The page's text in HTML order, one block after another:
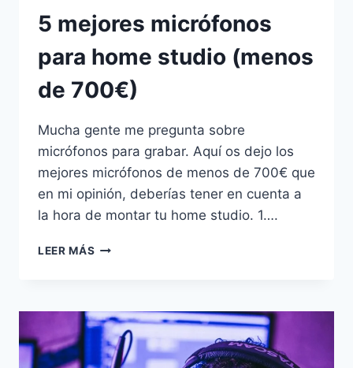
5 mejores micrófonos
para home studio (menos
de 700€)
Mucha gente me pregunta sobre
micrófonos para grabar. Aquí os dejo los
mejores micrófonos de menos de 700€ que
en mi opinión, deberías tener en cuenta a
la hora de montar tu home studio. 1….
LEER MÁS